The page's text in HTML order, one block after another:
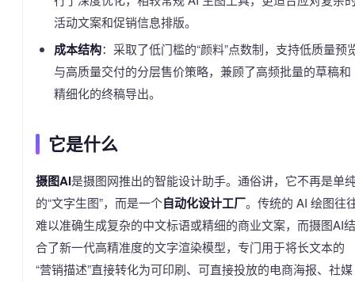
活动文案和促销信息排版。
成本结构：采取了低门槛的“颜料”点数制，支持低质量预
与高质量交付的分层售价策略，兼顾了高频批量的草稿和
精细化的终稿导出。
它是什么
摄图AI是摄图网推出的智能设计助手。通俗讲，它不再是单
的“文字生图”，而是一个自动化设计工厂。传统的 AI 绘图往
难以准确生成复杂的中文标语或精细的商业文案，而摄图AI结
合了新一代高精准度的文字渲染模型，专门用于将长文本的
“营销描述”直接转化为可印刷、可直接投放的电商海报、社媒